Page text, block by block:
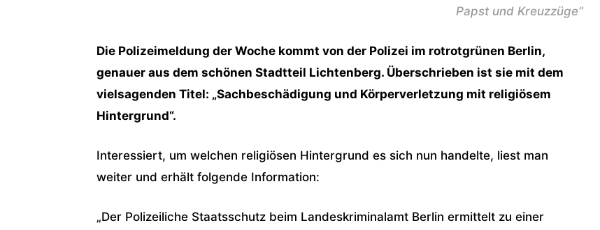
Papst und Kreuzzüge“
Die Polizeimeldung der Woche kommt von der Polizei im rotrotgrünen Berlin,
genauer aus dem schönen Stadtteil Lichtenberg. Überschrieben ist sie mit dem
vielsagenden Titel: „Sachbeschädigung und Körperverletzung mit religiösem
Hintergrund“.
Interessiert, um welchen religiösen Hintergrund es sich nun handelte, liest man
weiter und erhält folgende Information:
„Der Polizeiliche Staatsschutz beim Landeskriminalamt Berlin ermittelt zu einer